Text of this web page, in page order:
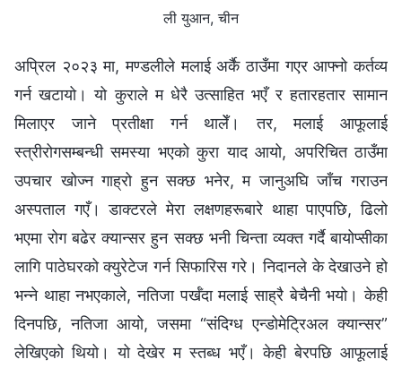
ली युआन, चीन
अप्रिल २०२३ मा, मण्डलीले मलाई अर्कै ठाउँमा गएर आफ्नो कर्तव्य
गर्न खटायो। यो कुराले म धेरै उत्साहित भएँ र हतारहतार सामान
मिलाएर जाने प्रतीक्षा गर्न थालेँ। तर, मलाई आफूलाई
स्त्रीरोगसम्बन्धी समस्या भएको कुरा याद आयो, अपरिचित ठाउँमा
उपचार खोज्न गाह्रो हुन सक्छ भनेर, म जानुअघि जाँच गराउन
अस्पताल गएँ। डाक्टरले मेरा लक्षणहरूबारे थाहा पाएपछि, ढिलो
भएमा रोग बढेर क्यान्सर हुन सक्छ भनी चिन्ता व्यक्त गर्दै बायोप्सीका
लागि पाठेघरको क्युरेटेज गर्न सिफारिस गरे। निदानले के देखाउने हो
भन्‍ने थाहा नभएकाले, नतिजा पर्खँदा मलाई साह्रै बेचैनी भयो। केही
दिनपछि, नतिजा आयो, जसमा “संदिग्ध एन्डोमेट्रिअल क्यान्सर”
लेखिएको थियो। यो देखेर म स्तब्ध भएँ। केही बेरपछि आफूलाई